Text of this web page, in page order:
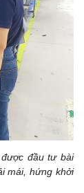
đầu tư bài
mái, hứng khởi